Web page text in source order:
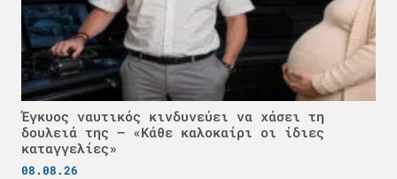
Έγκυος ναυτικός κινδυνεύει να χάσει τη
δουλειά της – «Κάθε καλοκαίρι οι ίδιες
καταγγελίες»
08.08.26